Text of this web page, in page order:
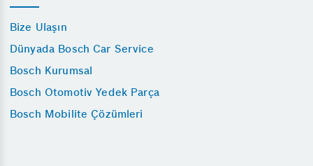
Bize Ulaşın
Dünyada Bosch Car Service
Bosch Kurumsal
Bosch Otomotiv Yedek Parça
Bosch Mobilite Çözümleri